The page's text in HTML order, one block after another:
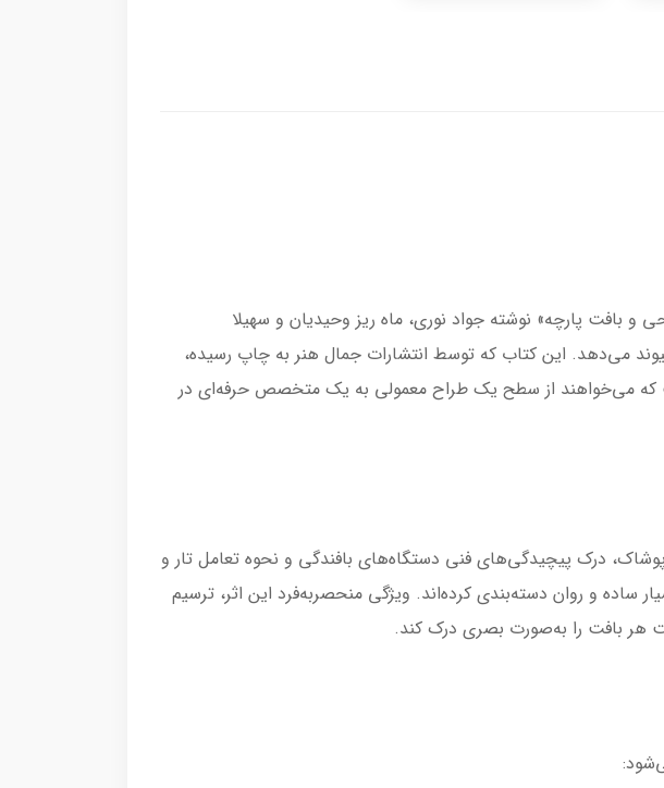
بافت پارچه» نوشته جواد نوری، ماه ریز وحیدیان و سهیلا
می‌دهد. این کتاب که توسط انتشارات جمال هنر به چاپ رسیده،
که می‌خواهند از سطح یک طراح معمولی به یک متخصص حرفه‌ای در
درک پیچیدگی‌های فنی دستگاه‌های بافندگی و نحوه تعامل تار و
مطالب را در ۱۱ فصل تخصصی و با زبانی بسیار ساده و روان دسته‌بندی کرده‌اند. ویژگی منحصربه‌فرد این اثر، ترسیم
هر بافت را به‌صورت بصری درک کند.